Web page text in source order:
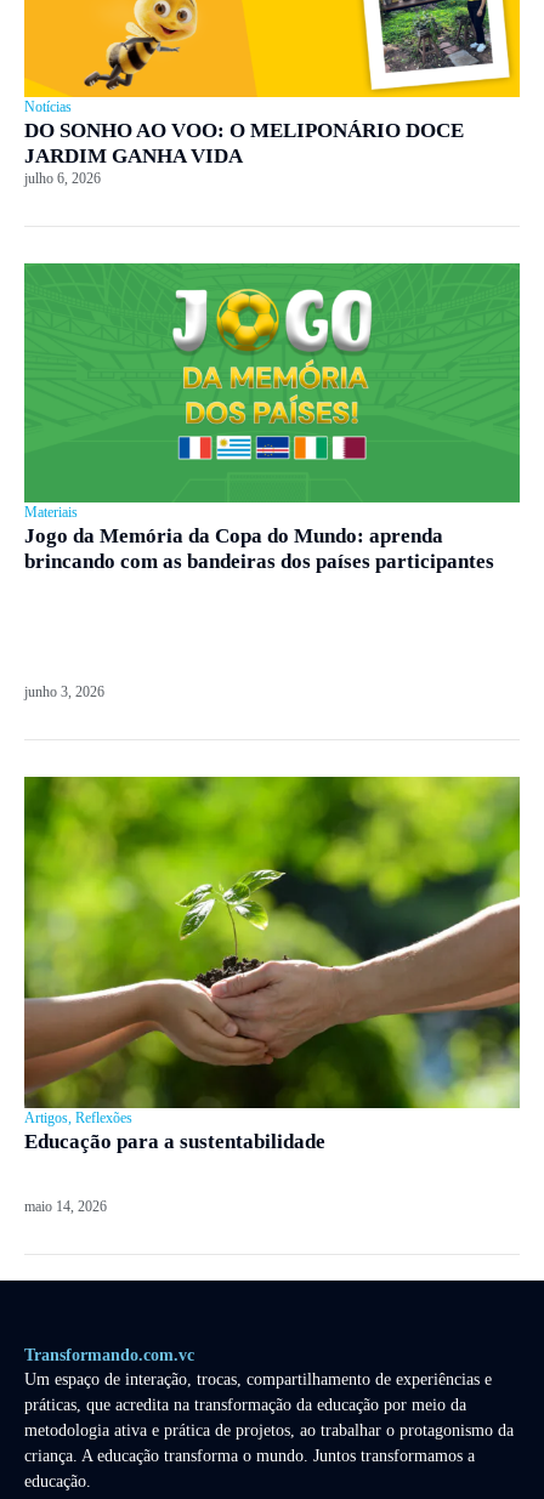
Notícias
DO SONHO AO VOO: O MELIPONÁRIO DOCE
JARDIM GANHA VIDA
julho 6, 2026
Materiais
Jogo da Memória da Copa do Mundo: aprenda
brincando com as bandeiras dos países participantes
junho 3, 2026
Artigos Reflexões
Educação para a sustentabilidade
maio 14, 2026
Transformando.com.vc
Um espaço de interação, trocas, compartilhamento de experiências e
práticas, que acredita na transformação da educação por meio da
metodologia ativa e prática de projetos, ao trabalhar o protagonismo da
criança. A educação transforma o mundo. Juntos transformamos a
educação.